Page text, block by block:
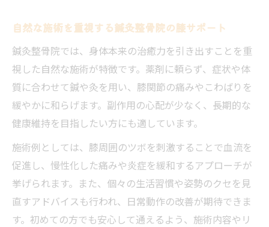
自然な施術を重視する鍼灸整骨院の膝サポート
鍼灸整骨院では、身体本来の治癒力を引き出すことを重
視した自然な施術が特徴です。薬剤に頼らず、症状や体
質に合わせて鍼や灸を用い、膝関節の痛みやこわばりを
緩やかに和らげます。副作用の心配が少なく、長期的な
健康維持を目指したい方にも適しています。
施術例としては、膝周囲のツボを刺激することで血流を
促進し、慢性化した痛みや炎症を緩和するアプローチが
挙げられます。また、個々の生活習慣や姿勢のクセを見
直すアドバイスも行われ、日常動作の改善が期待できま
す。初めての方でも安心して通えるよう、施術内容やリ